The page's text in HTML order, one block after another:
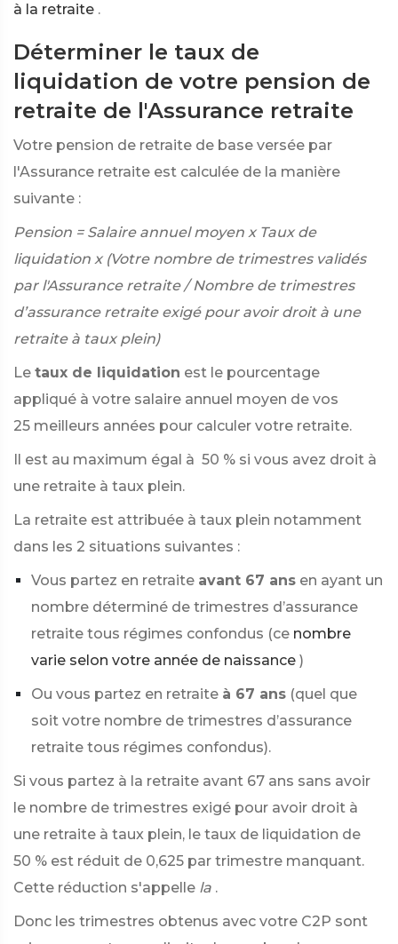
à la retraite .
Déterminer le taux de
liquidation de votre pension de
retraite de l'Assurance retraite
Votre pension de retraite de base versée par
l'Assurance retraite est calculée de la manière
suivante :
Pension = Salaire annuel moyen x Taux de
liquidation x (Votre nombre de trimestres validés
par l'Assurance retraite / Nombre de trimestres
d’assurance retraite exigé pour avoir droit à une
retraite à taux plein)
Le taux de liquidation est le pourcentage
appliqué à votre salaire annuel moyen de vos
25 meilleurs années pour calculer votre retraite.
Il est au maximum égal à 50 % si vous avez droit à
une retraite à taux plein.
La retraite est attribuée à taux plein notamment
dans les 2 situations suivantes :
Vous partez en retraite avant 67 ans en ayant un
nombre déterminé de trimestres d’assurance
retraite tous régimes confondus (ce nombre
varie selon votre année de naissance )
Ou vous partez en retraite à 67 ans (quel que
soit votre nombre de trimestres d’assurance
retraite tous régimes confondus).
Si vous partez à la retraite avant 67 ans sans avoir
le nombre de trimestres exigé pour avoir droit à
une retraite à taux plein, le taux de liquidation de
50 % est réduit de 0,625 par trimestre manquant.
Cette réduction s'appelle la .
Donc les trimestres obtenus avec votre C2P sont